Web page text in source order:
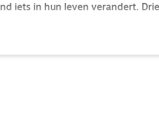
iets in hun leven verandert.